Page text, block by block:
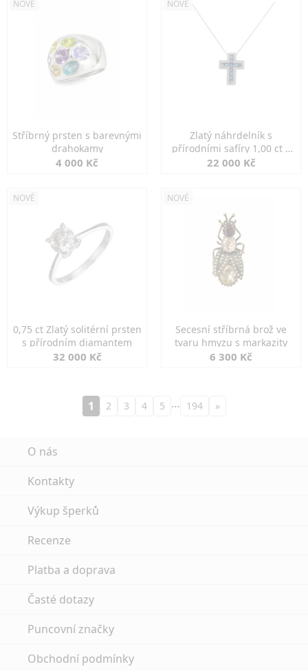
NOVÉ
Stříbrný prsten s barevnými
drahokamy
4 000 Kč
NOVÉ
Zlatý náhrdelník s
přírodními safíry 1,00 ct a
diamanty
22 000 Kč
NOVÉ
0,75 ct Zlatý solitérní prsten
s přírodním diamantem
32 000 Kč
NOVÉ
Secesní stříbrná brož ve
tvaru hmyzu s markazity
6 300 Kč
1 2 3 4 5 … 194 »
O nás
Kontakty
Výkup šperků
Recenze
Platba a doprava
Časté dotazy
Puncovní značky
Obchodní podmínky